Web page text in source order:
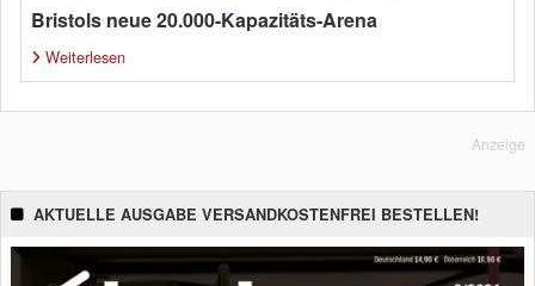
Bristols neue 20.000-Kapazitäts-Arena
Weiterlesen
Anzeige
AKTUELLE AUSGABE VERSANDKOSTENFREI BESTELLEN!